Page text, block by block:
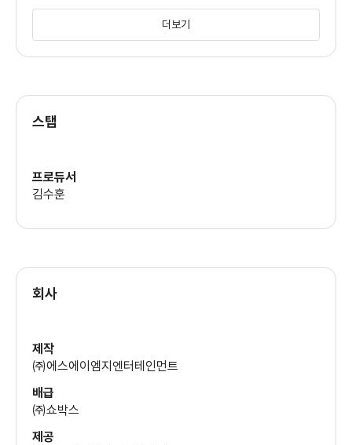
(벨리타/여자아이 (목소리))
(트러핑 (목소리))
더보기
스탭
프로듀서
김수훈
회사
제작
㈜에스에이엠지엔터테인먼트
배급
㈜쇼박스
제공